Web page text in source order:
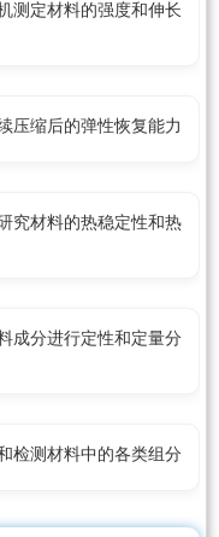
测定材料的强度和伸长
压缩后的弹性恢复能力
究材料的热稳定性和热
成分进行定性和定量分
检测材料中的各类组分